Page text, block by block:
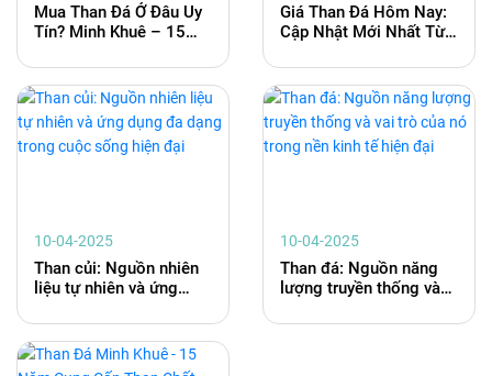
Mua Than Đá Ở Đâu Uy
Tín? Minh Khuê – 15
Phối Than Đá Toàn
Quốc
Giá Than Đá Hôm Nay:
Cập Nhật Mới Nhất Từ
Cấp Than Uy Tín 15
Năm
10-04-2025
Than củi: Nguồn nhiên
liệu tự nhiên và ứng
cuộc sống hiện đại
10-04-2025
Than đá: Nguồn năng
lượng truyền thống và
kinh tế hiện đại